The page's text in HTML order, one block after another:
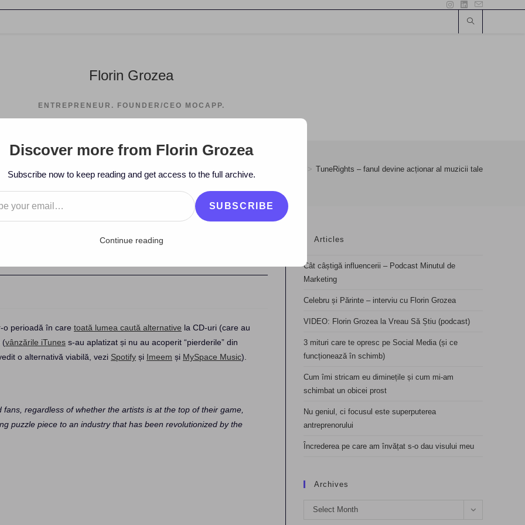
Florin Grozea
ENTREPRENEUR. FOUNDER/CEO MOCAPP.
2010 > May > TuneRights – fanul devine acționar al muzicii tale
acționar al muzicii tale
o perioadă în care toată lumea caută alternative la CD-uri (care au
(vânzările iTunes s-au aplatizat și nu au acoperit “pierderile” din
o alternativă viabilă, vezi Spotify și Imeem și MySpace Music).
regardless of whether the artists is at the top of their game,
puzzle piece to an industry that has been revolutionized by the
Articles
Cât câștigă influencerii – Podcast Minutul de
Marketing
Celebru și Părinte – interviu cu Florin Grozea
VIDEO: Florin Grozea la Vreau Să Știu (podcast)
3 mituri care te opresc pe Social Media (și ce
funcționează în schimb)
Cum îmi stricam eu diminețile și cum mi-am
schimbat un obicei prost
Nu geniul, ci focusul este superputerea
antreprenorului
Încrederea pe care am învățat s-o dau visului meu
Archives
Archives
Select Month
Discover more from Florin Grozea
Subscribe now to keep reading and get access to the full archive.
SUBSCRIBE
Continue reading